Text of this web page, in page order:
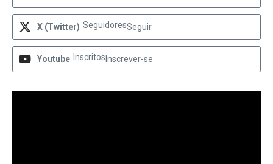
X (Twitter) SeguidoresSeguir
Youtube Inscritos Inscrever-se